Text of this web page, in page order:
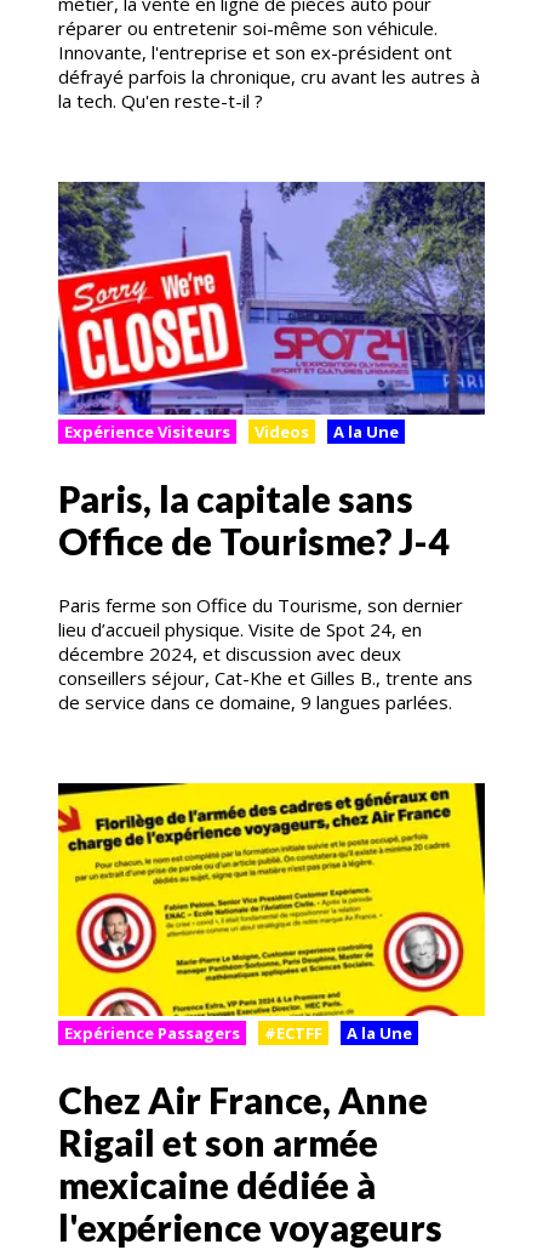
réparer ou entretenir soi-même son véhicule.
Innovante, l'entreprise et son ex-président ont
défrayé parfois la chronique, cru avant les autres à
la tech. Qu'en reste-t-il ?
Expérience Visiteurs Videos A la Une
Paris, la capitale sans
Office de Tourisme? J-4
Paris ferme son Office du Tourisme, son dernier
lieu d’accueil physique. Visite de Spot 24, en
décembre 2024, et discussion avec deux
conseillers séjour, Cat-Khe et Gilles B., trente ans
de service dans ce domaine, 9 langues parlées.
Expérience Passagers #ECTFF A la Une
Chez Air France, Anne
Rigail et son armée
mexicaine dédiée à
l'expérience voyageurs